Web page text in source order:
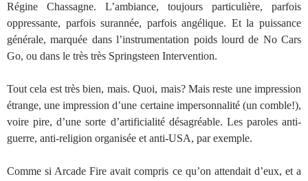
Régine Chassagne. L’ambiance, toujours particulière, parfois
oppressante, parfois surannée, parfois angélique. Et la puissance
générale, marquée dans l’instrumentation poids lourd de No Cars
Go, ou dans le très très Springsteen Intervention.
Tout cela est très bien, mais. Quoi, mais? Mais reste une impression
étrange, une impression d’une certaine impersonnalité (un comble!),
voire pire, d’une sorte d’artificialité désagréable. Les paroles anti-
guerre, anti-religion organisée et anti-USA, par exemple.
Comme si Arcade Fire avait compris ce qu’on attendait d’eux, et a